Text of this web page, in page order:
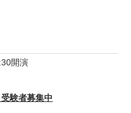
開演
験者募集中